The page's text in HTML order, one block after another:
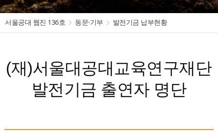
서울공대 웹진 136호 동문·기부 발전기금 납부현황
(재)서울대공대교육연구재단
발전기금 출연자 명단